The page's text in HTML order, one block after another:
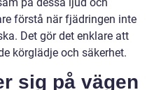
förstå när fjädringen inte
Det gör det enklare att
körglädje och säkerhet.
sig på vägen